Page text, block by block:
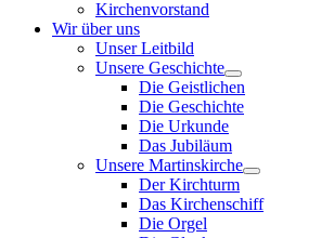
Kirchenvorstand
Wir über uns
Unser Leitbild
Unsere Geschichte
Die Geistlichen
Die Geschichte
Die Urkunde
Das Jubiläum
Unsere Martinskirche
Der Kirchturm
Das Kirchenschiff
Die Orgel